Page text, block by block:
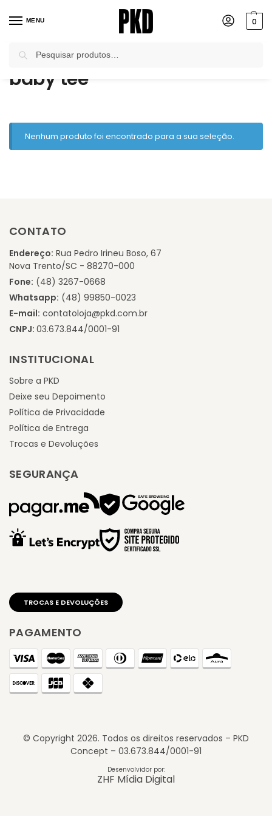
MENU 0
Início / Produtos marcados com a tag “baby tee”
baby tee
Nenhum produto foi encontrado para a sua seleção.
CONTATO
Endereço: Rua Pedro Irineu Boso, 67
Nova Trento/SC - 88270-000
Fone: (48) 3267-0668
Whatsapp: (48) 99850-0023
E-mail: contatoloja@pkd.com.br
CNPJ: 03.673.844/0001-91
INSTITUCIONAL
Sobre a PKD
Deixe seu Depoimento
Política de Privacidade
Política de Entrega
Trocas e Devoluções
SEGURANÇA
TROCAS E DEVOLUÇÕES
PAGAMENTO
© Copyright 2026. Todos os direitos reservados – PKD
Concept – 03.673.844/0001-91
Desenvolvidor por:
ZHF Mídia Digital